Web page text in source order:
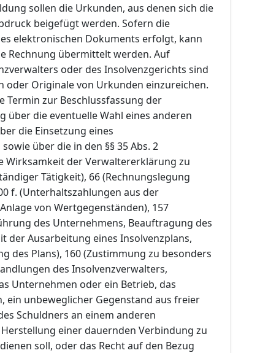
sollen die Urkunden, aus denen sich die
beigefügt werden. Sofern die
elektronischen Dokuments erfolgt, kann
Rechnung übermittelt werden. Auf
oder des Insolvenzgerichts sind
oder Originale von Urkunden einzureichen.
Termin zur Beschlussfassung der
über die eventuelle Wahl eines anderen
die Einsetzung eines
über die in den §§ 35 Abs. 2
Wirksamkeit der Verwaltererklärung zu
Tätigkeit), 66 (Rechnungslegung
f. (Unterhaltszahlungen aus der
von Wertgegenständen), 157
des Unternehmens, Beauftragung des
der Ausarbeitung eines Insolvenzplans,
des Plans), 160 (Zustimmung zu besonders
des Insolvenzverwalters,
Unternehmen oder ein Betrieb, das
ein unbeweglicher Gegenstand aus freier
Schuldners an einem anderen
einer dauernden Verbindung zu
soll, oder das Recht auf den Bezug